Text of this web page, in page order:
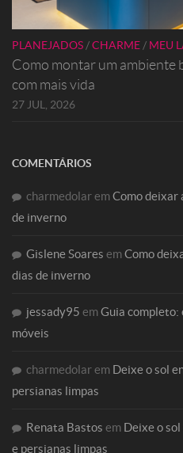
PLANEJADOS/CHARME/ MEU
Como montar um ambiente
com mais vida
27 JUL, 2026
COMENTÁRIOS
charmedolaremComo deixar
de inverno
Gislene Soares emComo
dias de inverno
jessady95 emGuia completo:
móveis
charmedolarem Deixe o sol
persianas limpas
Renata Bastos em Deixe o
e persianas limpas